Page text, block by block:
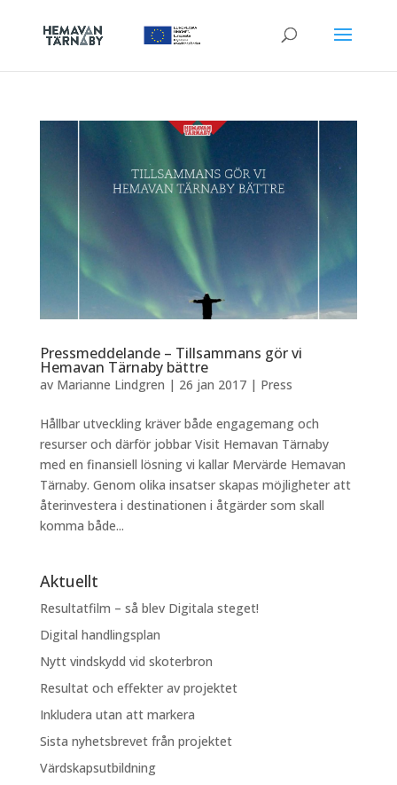
Pressmeddelande – Tillsammans gör vi
Hemavan Tärnaby bättre
av Marianne Lindgren | 26 jan 2017| Press
Hållbar utveckling kräver både engagemang och
resurser och därför jobbar Visit Hemavan Tärnaby
med en finansiell lösning vi kallar Mervärde Hemavan
Tärnaby. Genom olika insatser skapas möjligheter att
återinvestera i destinationen i åtgärder som skall
komma både...
Aktuellt
Resultatfilm – så blev Digitala steget!
Digital handlingsplan
Nytt vindskydd vid skoterbron
Resultat och effekter av projektet
Inkludera utan att markera
Sista nyhetsbrevet från projektet
Värdskapsutbildning